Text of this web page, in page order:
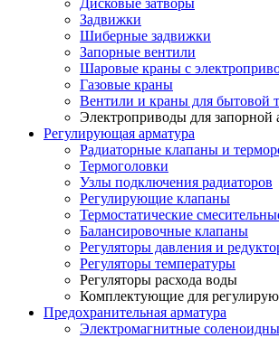
Дисковые затворы
Задвижки
Шиберные задвижки
Запорные вентили
Шаровые краны с
Газовые краны
Вентили и краны для бытовой
Электроприводы для запорной
Регулирующая арматура
Радиаторные клапаны и
Термоголовки
Узлы подключения радиаторов
Регулирующие клапаны
Термостатические
Балансировочные клапаны
Регуляторы давления и
Регуляторы температуры
Регуляторы расхода воды
Комплектующие для
Предохранительная арматура
Электромагнитные